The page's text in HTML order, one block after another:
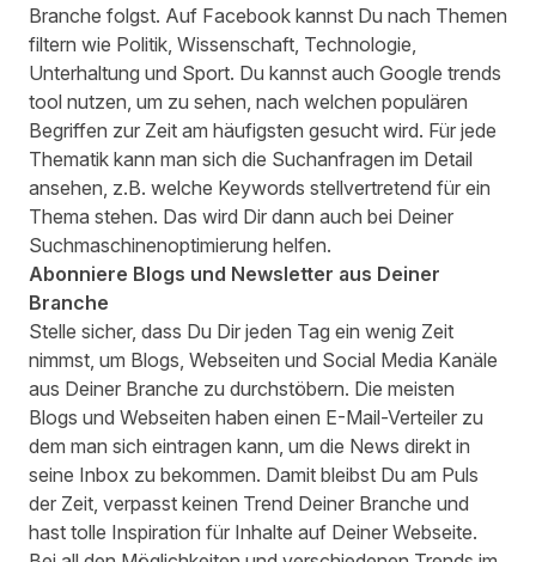
Branche folgst. Auf Facebook kannst Du nach Themen
filtern wie Politik, Wissenschaft, Technologie,
Unterhaltung und Sport. Du kannst auch Google trends
tool nutzen, um zu sehen, nach welchen populären
Begriffen zur Zeit am häufigsten gesucht wird. Für jede
Thematik kann man sich die Suchanfragen im Detail
ansehen, z.B. welche Keywords stellvertretend für ein
Thema stehen. Das wird Dir dann auch bei Deiner
Suchmaschinenoptimierung helfen.
Abonniere Blogs und Newsletter aus Deiner
Branche
Stelle sicher, dass Du Dir jeden Tag ein wenig Zeit
nimmst, um Blogs, Webseiten und Social Media Kanäle
aus Deiner Branche zu durchstöbern. Die meisten
Blogs und Webseiten haben einen E-Mail-Verteiler zu
dem man sich eintragen kann, um die News direkt in
seine Inbox zu bekommen. Damit bleibst Du am Puls
der Zeit, verpasst keinen Trend Deiner Branche und
hast tolle Inspiration für Inhalte auf Deiner Webseite.